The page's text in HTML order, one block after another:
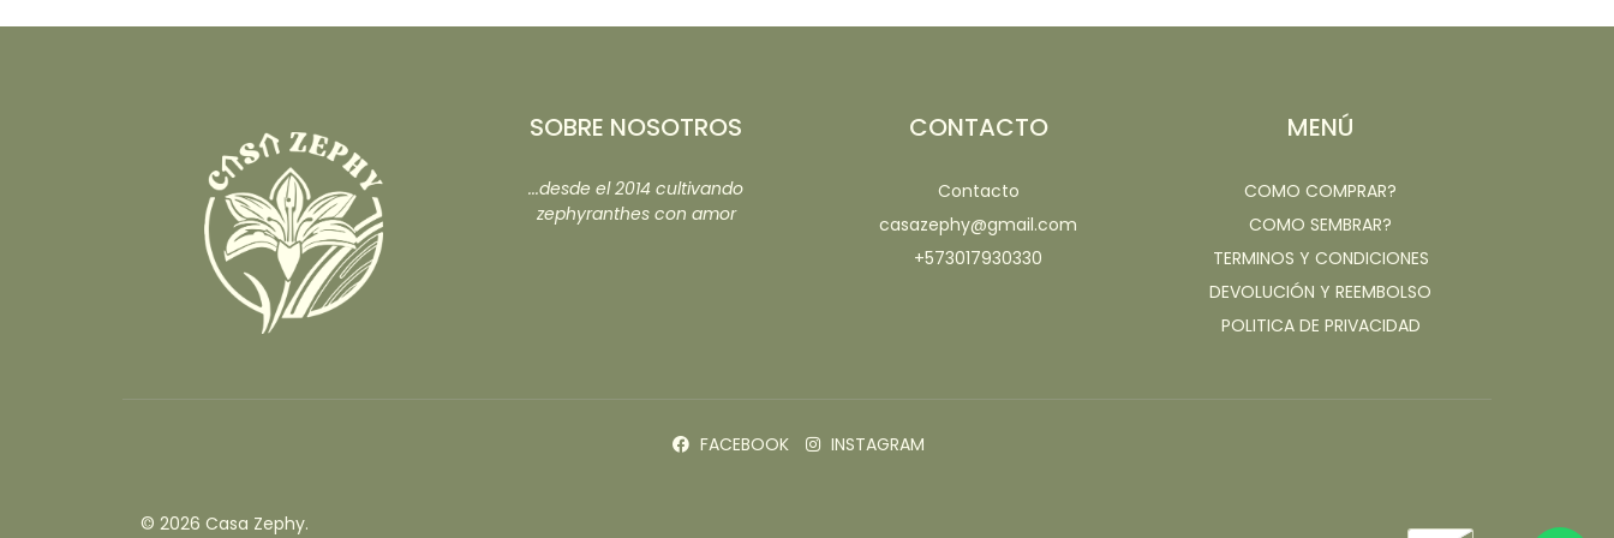
SOBRE NOSOTROS
...desde el 2014 cultivando
zephyranthes con amor
CONTACTO
Contacto
casazephy@gmail.com
+573017930330
MENÚ
COMO COMPRAR?
COMO SEMBRAR?
TERMINOS Y CONDICIONES
DEVOLUCIÓN Y REEMBOLSO
POLITICA DE PRIVACIDAD
FACEBOOK INSTAGRAM
© 2026 Casa Zephy.